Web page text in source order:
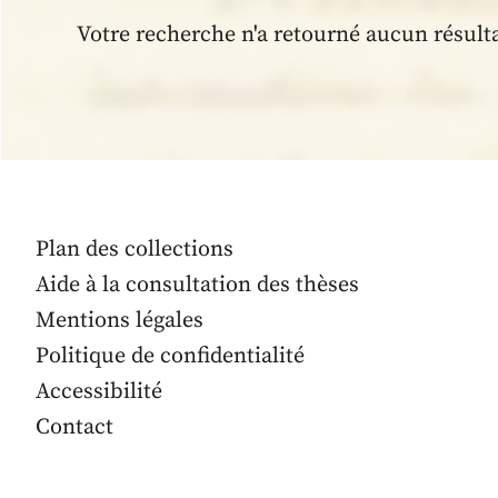
Votre recherche n'a retourné aucun
Plan des collections
Aide à la consultation des thèses
Mentions légales
Politique de confidentialité
Accessibilité
Contact